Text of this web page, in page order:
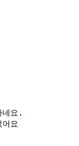
네요.
요